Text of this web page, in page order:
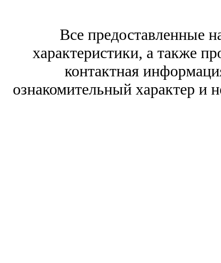
Все предоставленные
характеристики, а также
контактная
ознакомительный характер и